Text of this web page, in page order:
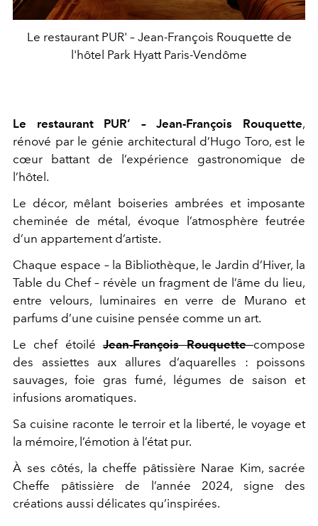
Le restaurant PUR' – Jean-François Rouquette de
l'hôtel Park Hyatt Paris-Vendôme
Le restaurant PUR’ – Jean-François Rouquette,
rénové par le génie architectural d’Hugo Toro, est le
cœur battant de l’expérience gastronomique de
l’hôtel.
Le décor, mêlant boiseries ambrées et imposante
cheminée de métal, évoque l’atmosphère feutrée
d’un appartement d’artiste.
Chaque espace – la Bibliothèque, le Jardin d’Hiver, la
Table du Chef – révèle un fragment de l’âme du lieu,
entre velours, luminaires en verre de Murano et
parfums d’une cuisine pensée comme un art.
Le chef étoiléJean-François Rouquettecompose
des assiettes aux allures d’aquarelles : poissons
sauvages, foie gras fumé, légumes de saison et
infusions aromatiques.
Sa cuisine raconte le terroir et la liberté, le voyage et
la mémoire, l’émotion à l’état pur.
À ses côtés, la cheffe pâtissière Narae Kim, sacrée
Cheffe pâtissière de l’année 2024, signe des
créations aussi délicates qu’inspirées.